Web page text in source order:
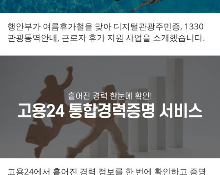
행안부가 여름휴가철을 맞아 디지털관광주민증, 1330
관광통역안내, 근로자 휴가 지원 사업을 소개했습니다.
공서비스입니다.
고용24에서 흩어진 경력 정보를 한 번에 확인하고 증명